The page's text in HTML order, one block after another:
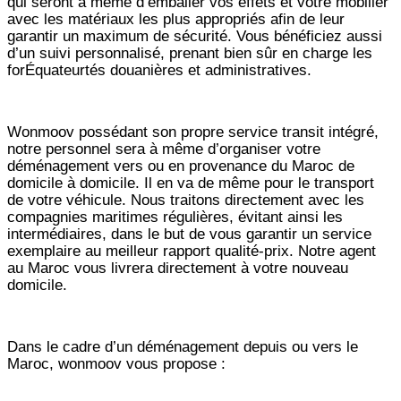
avec les matériaux les plus appropriés afin de leur
garantir un maximum de sécurité. Vous bénéficiez aussi
d’un suivi personnalisé, prenant bien sûr en charge les
forÉquateurtés douanières et administratives.
Wonmoov possédant son propre service transit intégré,
notre personnel sera à même d’organiser votre
déménagement vers ou en provenance du Maroc de
domicile à domicile. Il en va de même pour le transport
de votre véhicule. Nous traitons directement avec les
compagnies maritimes régulières, évitant ainsi les
intermédiaires, dans le but de vous garantir un service
exemplaire au meilleur rapport qualité-prix. Notre agent
au Maroc vous livrera directement à votre nouveau
domicile.
Dans le cadre d’un déménagement depuis ou vers le
Maroc, wonmoov vous propose :